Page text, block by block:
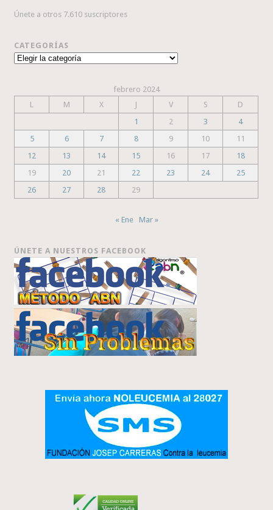
Únete a otros 7.610 suscriptores
CATEGORÍAS
Categorías
febrero 2024
L
M X J V S
D
1
2 3
4
5
6 7 8 9 10
11
12
13 14 15 16 17
18
19
20 21 22 23 24
25
26
27 28 29
« Ene Mar »
ÚNETE A NUESTROS FACEBOOK